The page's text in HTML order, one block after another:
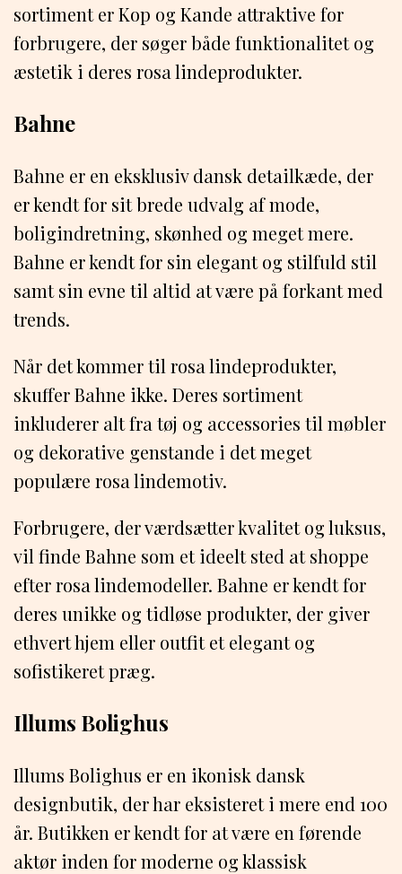
sortiment er Kop og Kande attraktive for
forbrugere, der søger både funktionalitet og
æstetik i deres rosa lindeprodukter.
Bahne
Bahne er en eksklusiv dansk detailkæde, der
er kendt for sit brede udvalg af mode,
boligindretning, skønhed og meget mere.
Bahne er kendt for sin elegant og stilfuld stil
samt sin evne til altid at være på forkant med
trends.
Når det kommer til rosa lindeprodukter,
skuffer Bahne ikke. Deres sortiment
inkluderer alt fra tøj og accessories til møbler
og dekorative genstande i det meget
populære rosa lindemotiv.
Forbrugere, der værdsætter kvalitet og luksus,
vil finde Bahne som et ideelt sted at shoppe
efter rosa lindemodeller. Bahne er kendt for
deres unikke og tidløse produkter, der giver
ethvert hjem eller outfit et elegant og
sofistikeret præg.
Illums Bolighus
Illums Bolighus er en ikonisk dansk
designbutik, der har eksisteret i mere end 100
år. Butikken er kendt for at være en førende
aktør inden for moderne og klassisk